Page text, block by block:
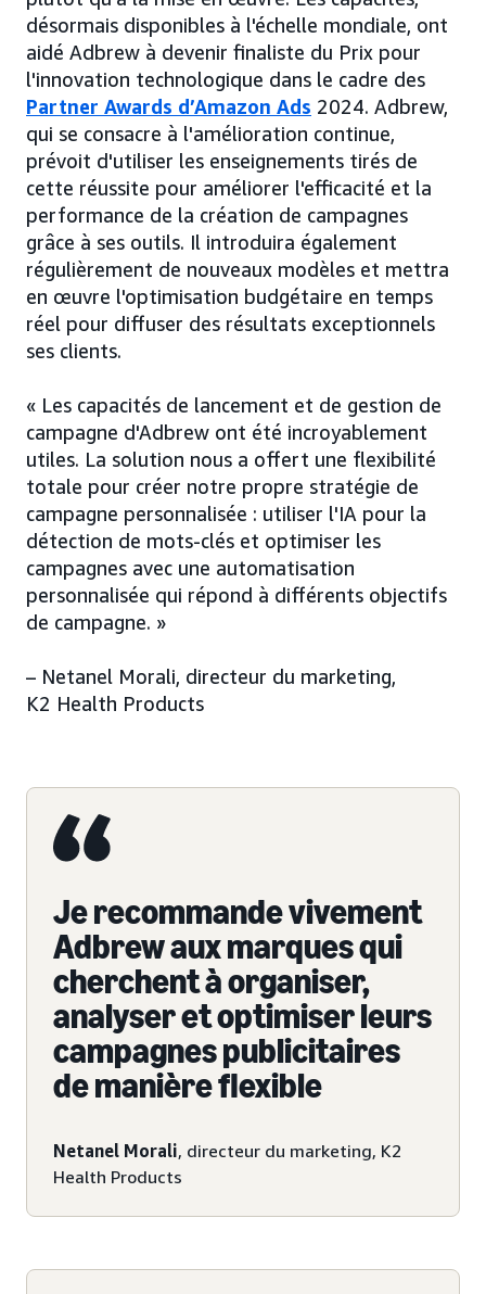
désormais disponibles à l'échelle mondiale, ont
aidé Adbrew à devenir finaliste du Prix pour
l'innovation technologique dans le cadre des
Partner Awards d’Amazon Ads 2024. Adbrew,
qui se consacre à l'amélioration continue,
prévoit d'utiliser les enseignements tirés de
cette réussite pour améliorer l'efficacité et la
performance de la création de campagnes
grâce à ses outils. Il introduira également
régulièrement de nouveaux modèles et mettra
en œuvre l'optimisation budgétaire en temps
réel pour diffuser des résultats exceptionnels
ses clients.
« Les capacités de lancement et de gestion de
campagne d'Adbrew ont été incroyablement
utiles. La solution nous a offert une flexibilité
totale pour créer notre propre stratégie de
campagne personnalisée : utiliser l'IA pour la
détection de mots-clés et optimiser les
campagnes avec une automatisation
personnalisée qui répond à différents objectifs
de campagne. »
– Netanel Morali, directeur du marketing,
K2 Health Products
Je recommande vivement
Adbrew aux marques qui
cherchent à organiser,
analyser et optimiser leurs
campagnes publicitaires
de manière flexible
Netanel Morali, directeur du marketing, K2
Health Products